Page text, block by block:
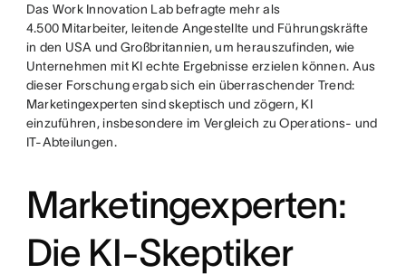
Das Work Innovation Lab befragte mehr als
4.500 Mitarbeiter, leitende Angestellte und Führungskräfte
in den USA und Großbritannien, um herauszufinden, wie
Unternehmen mit KI echte Ergebnisse erzielen können. Aus
dieser Forschung ergab sich ein überraschender Trend:
Marketingexperten sind skeptisch und zögern, KI
einzuführen, insbesondere im Vergleich zu Operations- und
IT-Abteilungen.
Marketingexperten:
Die KI-Skeptiker